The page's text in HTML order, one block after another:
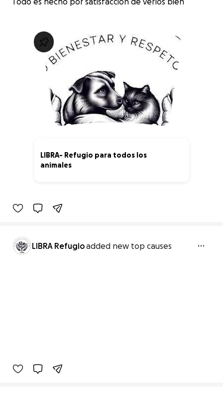
LIBRA- Refugio para todos los
animales
LIBRA Refugioadded new top causes